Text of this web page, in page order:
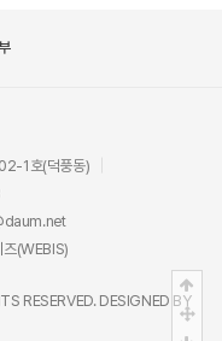
1호(덕풍동)
즈(WEBIS)
RESERVED. DESIGNED BY
중